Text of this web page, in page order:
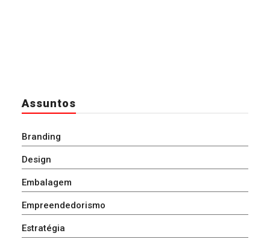
Assuntos
Branding
Design
Embalagem
Empreendedorismo
Estratégia